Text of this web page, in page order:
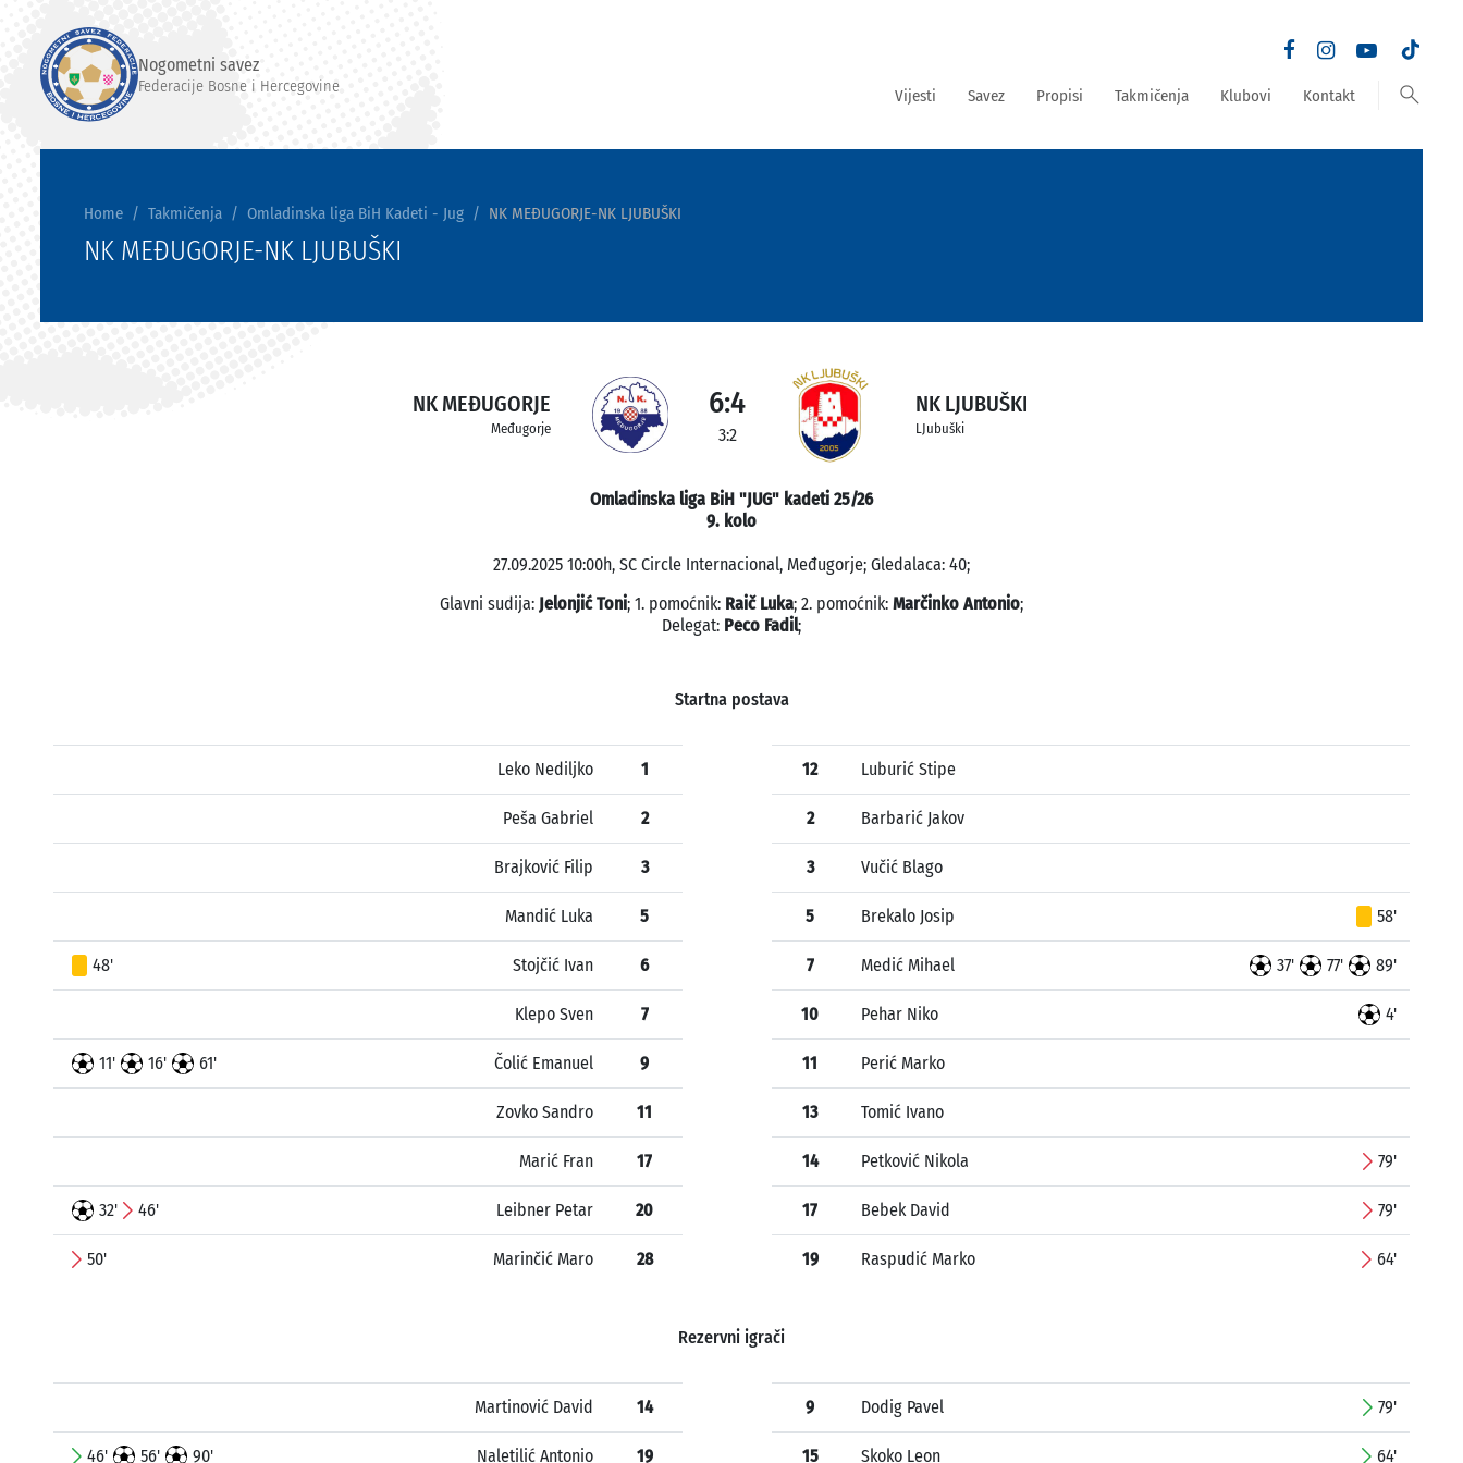
Nogometni savez
Federacije Bosne i Hercegovine Vijesti Savez Propisi Takmičenja Klubovi Kontakt search
Home Takmičenja Omladinska liga BiH Kadeti - Jug NK MEĐUGORJE-NK LJUBUŠKI
NK MEĐUGORJE-NK LJUBUŠKI
NK MEĐUGORJE
Međugorje
6:4
3:2
NK LJUBUŠKI
LJubuški
Omladinska liga BiH "JUG" kadeti 25/26
9. kolo
27.09.2025 10:00h, SC Circle Internacional, Međugorje; Gledalaca: 40;
Glavni sudija: Jelonjić Toni; 1. pomoćnik: Raič Luka; 2. pomoćnik: Marčinko Antonio;
Delegat: Peco Fadil;
Startna postava
Leko Nediljko 1
Peša Gabriel 2
Brajković Filip 3
Mandić Luka 5
48' Stojčić Ivan 6
Klepo Sven 7
11' 16' 61' Čolić Emanuel 9
Zovko Sandro 11
Marić Fran 17
32' 46' Leibner Petar 20
50' Marinčić Maro 28
12 Luburić Stipe
2 Barbarić Jakov
3 Vučić Blago
5 Brekalo Josip 58'
7 Medić Mihael 37' 77' 89'
10 Pehar Niko 4'
11 Perić Marko
13 Tomić Ivano
14 Petković Nikola 79'
17 Bebek David 79'
19 Raspudić Marko 64'
Rezervni igrači
Martinović David 14
46' 56' 90' Naletilić Antonio 19
9 Dodig Pavel 79'
15 Skoko Leon 64'